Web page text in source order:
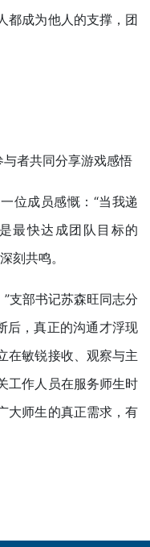
都成为他人的支撑，团
游戏感悟
成员感慨：“当我递
最快达成团队目标的
刻共鸣。
支部书记苏森旺同志分
后，真正的沟通才浮现
敏锐接收、观察与主
工作人员在服务师生时
大师生的真正需求，有